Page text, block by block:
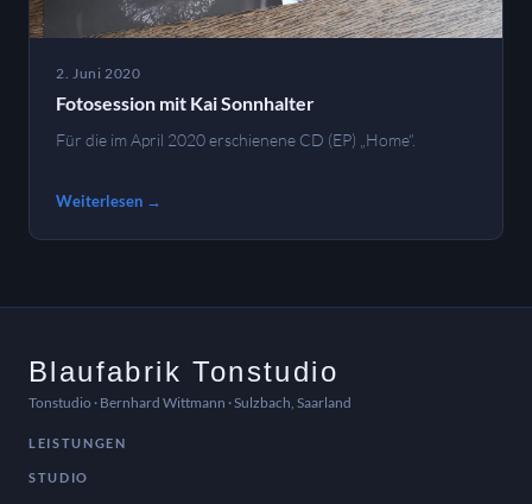
2. Juni 2020
Fotosession mit Kai Sonnhalter
Für die im April 2020 erschienene CD (EP) „Home“.
Weiterlesen →
Blaufabrik Tonstudio
Tonstudio · Bernhard Wittmann · Sulzbach, Saarland
LEISTUNGEN
STUDIO